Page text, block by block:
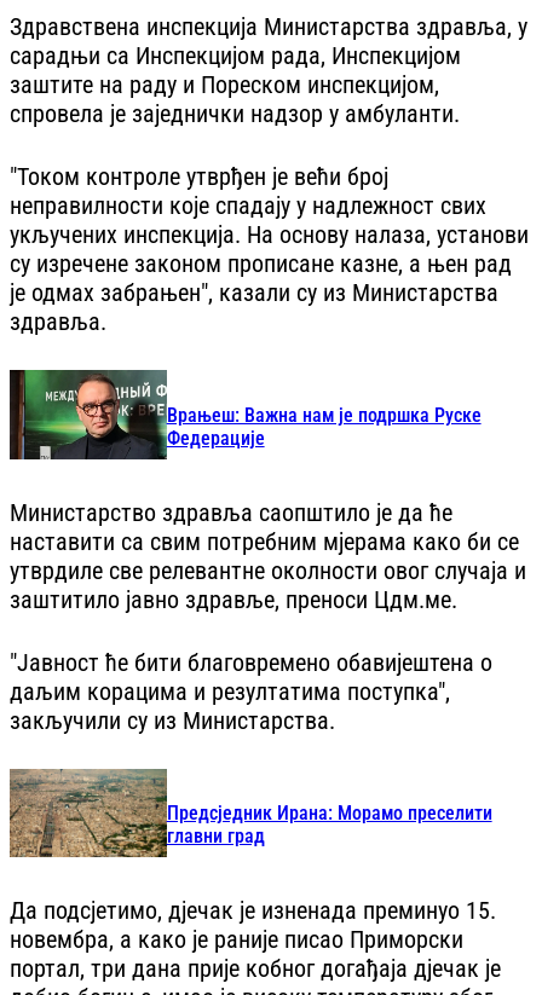
Здравствена инспекција Министарства здравља, у
сарадњи са Инспекцијом рада, Инспекцијом
заштите на раду и Пореском инспекцијом,
спровела је заједнички надзор у амбуланти.
"Током контроле утврђен је већи број
неправилности које спадају у надлежност свих
укључених инспекција. На основу налаза, установи
су изречене законом прописане казне, а њен рад
је одмах забрањен", казали су из Министарства
здравља.
Врањеш: Важна нам је подршка Руске
Федерације
Министарство здравља саопштило је да ће
наставити са свим потребним мјерама како би се
утврдиле све релевантне околности овог случаја и
заштитило јавно здравље, преноси Цдм.ме.
"Јавност ће бити благовремено обавијештена о
даљим корацима и резултатима поступка",
закључили су из Министарства.
Предсједник Ирана: Морамо преселити
главни град
Да подсјетимо, дјечак је изненада преминуо 15.
новембра, а како је раније писао Приморски
портал, три дана прије кобног догађаја дјечак је